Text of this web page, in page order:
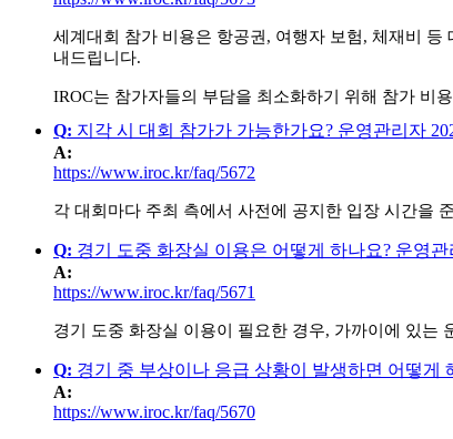
세계대회 참가 비용은 항공권, 여행자 보험, 체재비
내드립니다.
IROC는 참가자들의 부담을 최소화하기 위해 참가 비
Q: 지각 시 대회 참가가 가능한가요? 운영관리자
A:
https://www.iroc.kr/faq/5672
각 대회마다 주최 측에서 사전에 공지한 입장 시간을
Q: 경기 도중 화장실 이용은 어떻게 하나요? 운영관
A:
https://www.iroc.kr/faq/5671
경기 도중 화장실 이용이 필요한 경우, 가까이에 있는
Q: 경기 중 부상이나 응급 상황이 발생하면 어떻게
A:
https://www.iroc.kr/faq/5670